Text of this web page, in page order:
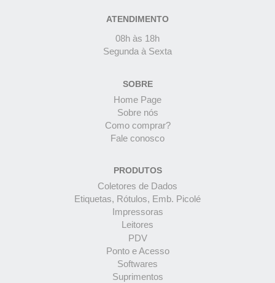
ATENDIMENTO
08h às 18h
Segunda à Sexta
SOBRE
Home Page
Sobre nós
Como comprar?
Fale conosco
PRODUTOS
Coletores de Dados
Etiquetas, Rótulos, Emb. Picolé
Impressoras
Leitores
PDV
Ponto e Acesso
Softwares
Suprimentos